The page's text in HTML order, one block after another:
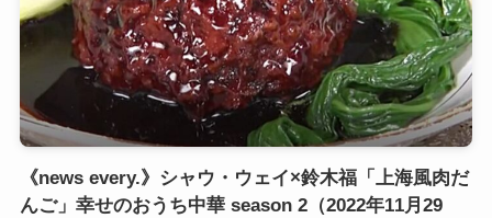
《news every.》シャウ・ウェイ×鈴木福「上海風肉だ
んご」幸せのおうち中華 season 2（2022年11月29